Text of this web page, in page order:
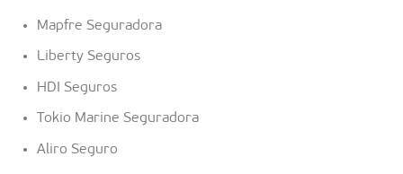
Mapfre Seguradora
Liberty Seguros
HDI Seguros
Tokio Marine Seguradora
Aliro Seguro